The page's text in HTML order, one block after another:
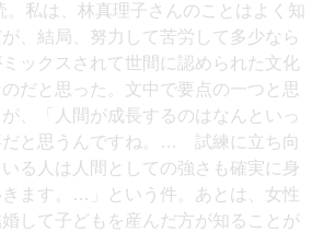
。私は、林真理子さんのことはよく知
、結局、努力して苦労して多少なら
ックスされて世間に認められた文化
のだと思った。文中で要点の一つと思
、「人間が成長するのはなんといっ
だと思うんですね。… 試練に立ち向
る人は人間としての強さも確実に身
きます。…」という件。あとは、女性
して子どもを産んだ方が知ることが